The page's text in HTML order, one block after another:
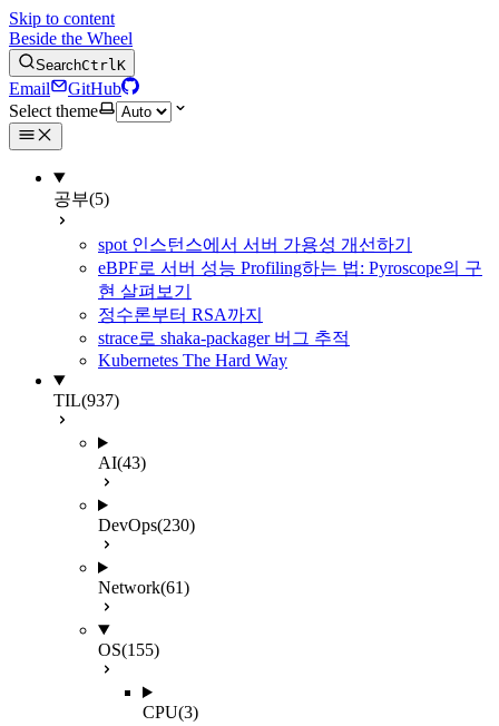
Skip to content
Beside the Wheel
SearchCtrlK
Email
GitHub
Select theme
공부(5)
spot 인스턴스에서 서버 가용성 개선하기
eBPF로 서버 성능 Profiling하는 법: Pyroscope의 구
현 살펴보기
정수론부터 RSA까지
strace로 shaka-packager 버그 추적
Kubernetes The Hard Way
TIL(937)
AI(43)
DevOps(230)
Network(61)
OS(155)
CPU(3)